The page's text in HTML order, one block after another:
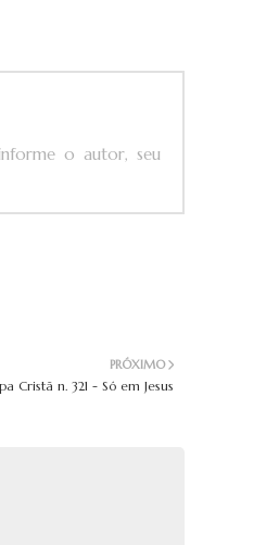
o autor, seu
PRÓXIMO
Cristã n. 321 - Só em Jesus